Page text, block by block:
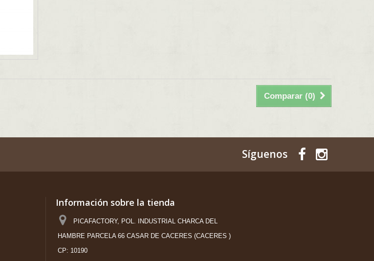
Comparar (0)
Síguenos
Información sobre la tienda
PICAFACTORY, POL. INDUSTRIAL CHARCA DEL
HAMBRE PARCELA 66 CASAR DE CACERES (CACERES )
CP: 10190